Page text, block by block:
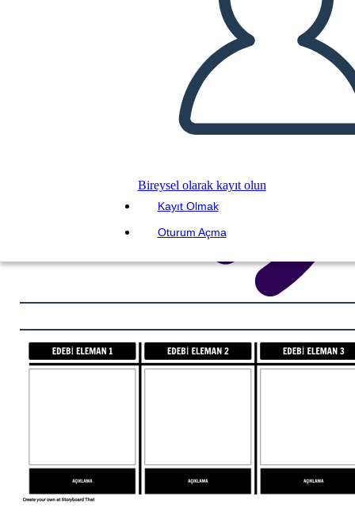
Bireysel olarak kayıt olun
Kayıt Olmak
Oturum Açma